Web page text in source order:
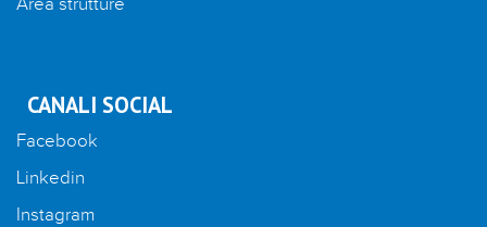
CANALI SOCIAL
Facebook
Linkedin
Instagram